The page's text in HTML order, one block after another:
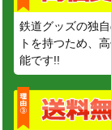
鉄道グッズの独
トを持つため、
能です!!